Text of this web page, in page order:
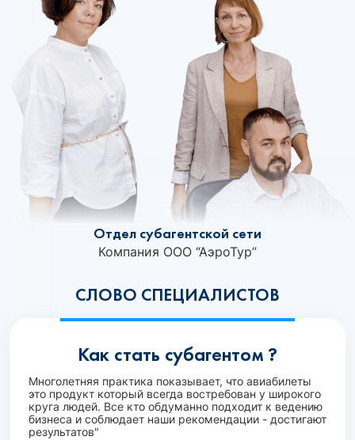
СЛОВО СПЕЦИАЛИСТОВ
Отдел субагентской сети
Компания ООО “АэроТур”
Как стать субагентом ?
Многолетняя практика показывает, что авиабилеты
это продукт который всегда востребован у широкого
круга людей. Все кто обдуманно подходит к ведению
бизнеса и соблюдает наши рекомендации - достигают
результатов"